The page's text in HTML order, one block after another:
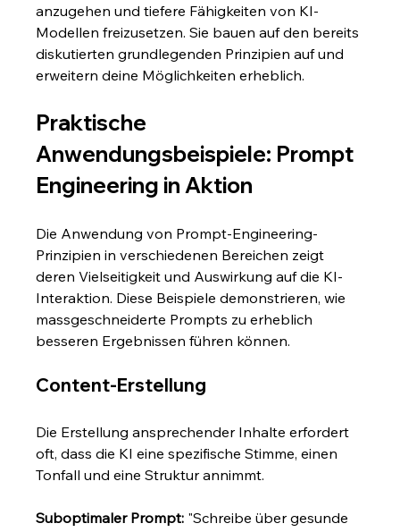
anzugehen und tiefere Fähigkeiten von KI-
Modellen freizusetzen. Sie bauen auf den bereits
diskutierten grundlegenden Prinzipien auf und
erweitern deine Möglichkeiten erheblich.
Praktische
Anwendungsbeispiele: Prompt
Engineering in Aktion
Die Anwendung von Prompt-Engineering-
Prinzipien in verschiedenen Bereichen zeigt
deren Vielseitigkeit und Auswirkung auf die KI-
Interaktion. Diese Beispiele demonstrieren, wie
massgeschneiderte Prompts zu erheblich
besseren Ergebnissen führen können.
Content-Erstellung
Die Erstellung ansprechender Inhalte erfordert
oft, dass die KI eine spezifische Stimme, einen
Tonfall und eine Struktur annimmt.
Suboptimaler Prompt: "Schreibe über gesunde